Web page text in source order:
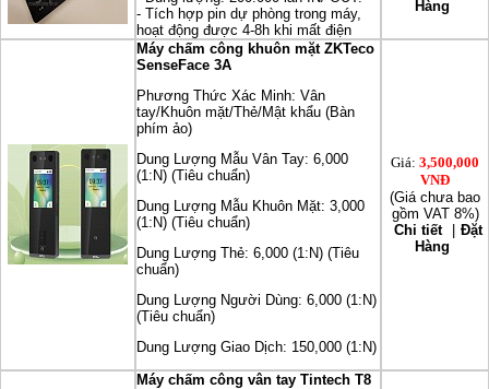
- Tích hợp pin dự phòng trong máy,
hoạt động được 4-8h khi mất điện
Hàng
Máy chấm công khuôn mặt ZKTeco
SenseFace 3A
Phương Thức Xác Minh: Vân
tay/Khuôn mặt/Thẻ/Mật khẩu (Bàn
phím ảo)
Dung Lượng Mẫu Vân Tay: 6,000
(1:N) (Tiêu chuẩn)
Dung Lượng Mẫu Khuôn Mặt: 3,000
(1:N) (Tiêu chuẩn)
Dung Lượng Thẻ: 6,000 (1:N) (Tiêu
chuẩn)
Dung Lượng Người Dùng: 6,000 (1:N)
(Tiêu chuẩn)
Dung Lượng Giao Dịch: 150,000 (1:N)
Giá: 3,500,000
VNĐ
(Giá chưa bao
gồm VAT 8%)
Chi tiết
Đặt
Hàng
Máy chấm công vân tay Tintech T8